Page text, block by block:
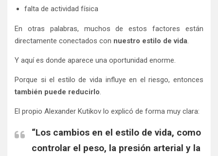
falta de actividad física
En otras palabras, muchos de estos factores están
directamente conectados con nuestro estilo de vida.
Y aquí es donde aparece una oportunidad enorme.
Porque si el estilo de vida influye en el riesgo, entonces
también puede reducirlo.
El propio Alexander Kutikov lo explicó de forma muy clara:
“Los cambios en el estilo de vida, como
controlar el peso, la presión arterial y la